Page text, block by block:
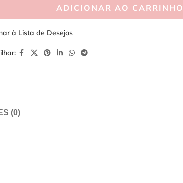
ADICIONAR AO CARRINHO
à Lista de Desejos
(0)